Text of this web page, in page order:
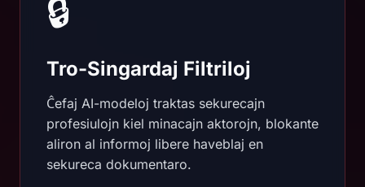
🔒
Tro-Singardaj Filtriloj
Ĉefaj AI-modeloj traktas sekurecajn
profesiulojn kiel minacajn aktorojn, blokante
aliron al informoj libere haveblaj en
sekureca dokumentaro.